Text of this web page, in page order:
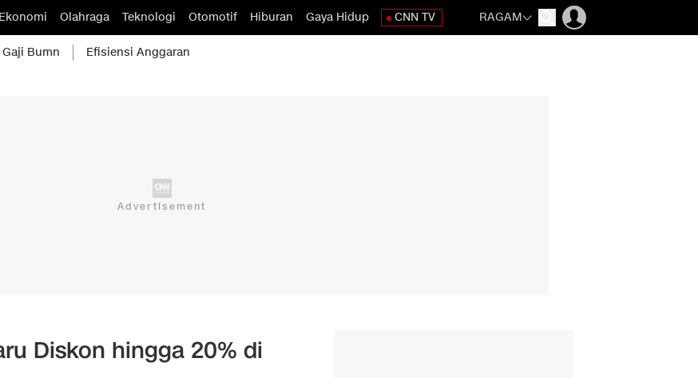
Ekonomi Olahraga Teknologi Otomotif Hiburan Gaya Hidup CNN TV RAGAM
Gaji Bumn Efisiensi Anggaran
Diskon hingga 20% di